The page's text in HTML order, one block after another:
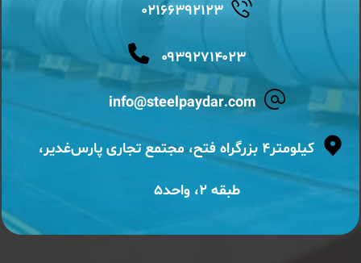
۰۲۱۶۶۳۹۲۱۲۳
۰۹۳۹۲۷۱۴۰۲۳
info@steelpaydar.com
کیلومتر۴ بزرگراه فتح، مجتمع تجاری پارس‌غدیر،
طبقه ۲، واحد۵